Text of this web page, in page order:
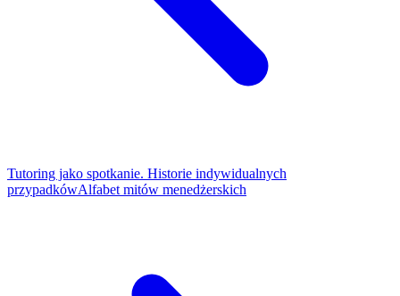
Tutoring jako spotkanie. Historie indywidualnych
przypadkówAlfabet mitów menedżerskich